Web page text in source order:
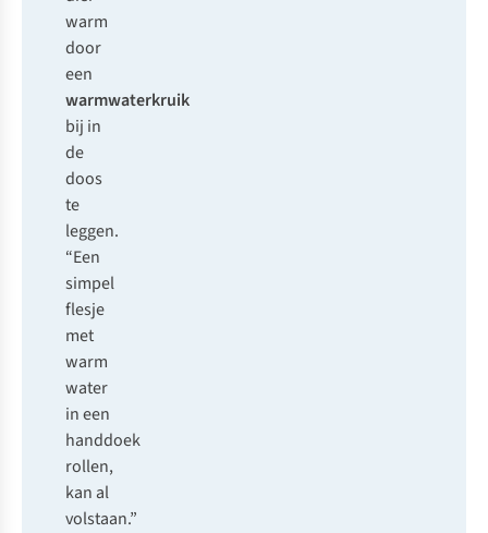
warm
door
een
warmwaterkruik
bij in
de
doos
te
leggen.
“Een
simpel
flesje
met
warm
water
in een
handdoek
rollen,
kan al
volstaan.”